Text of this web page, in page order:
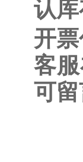
认
开
客
可